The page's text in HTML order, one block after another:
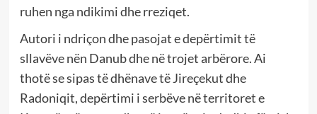
ruhen nga ndikimi dhe rreziqet.
Autori i ndriçon dhe pasojat e depërtimit të
sllavëve nën Danub dhe në trojet arbërore. Ai
thotë se sipas të dhënave të Jireçekut dhe
Radoniqit, depërtimi i serbëve në territoret e